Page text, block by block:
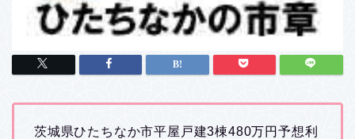
茨城県ひたちなか市平屋戸建3棟480万円予想利